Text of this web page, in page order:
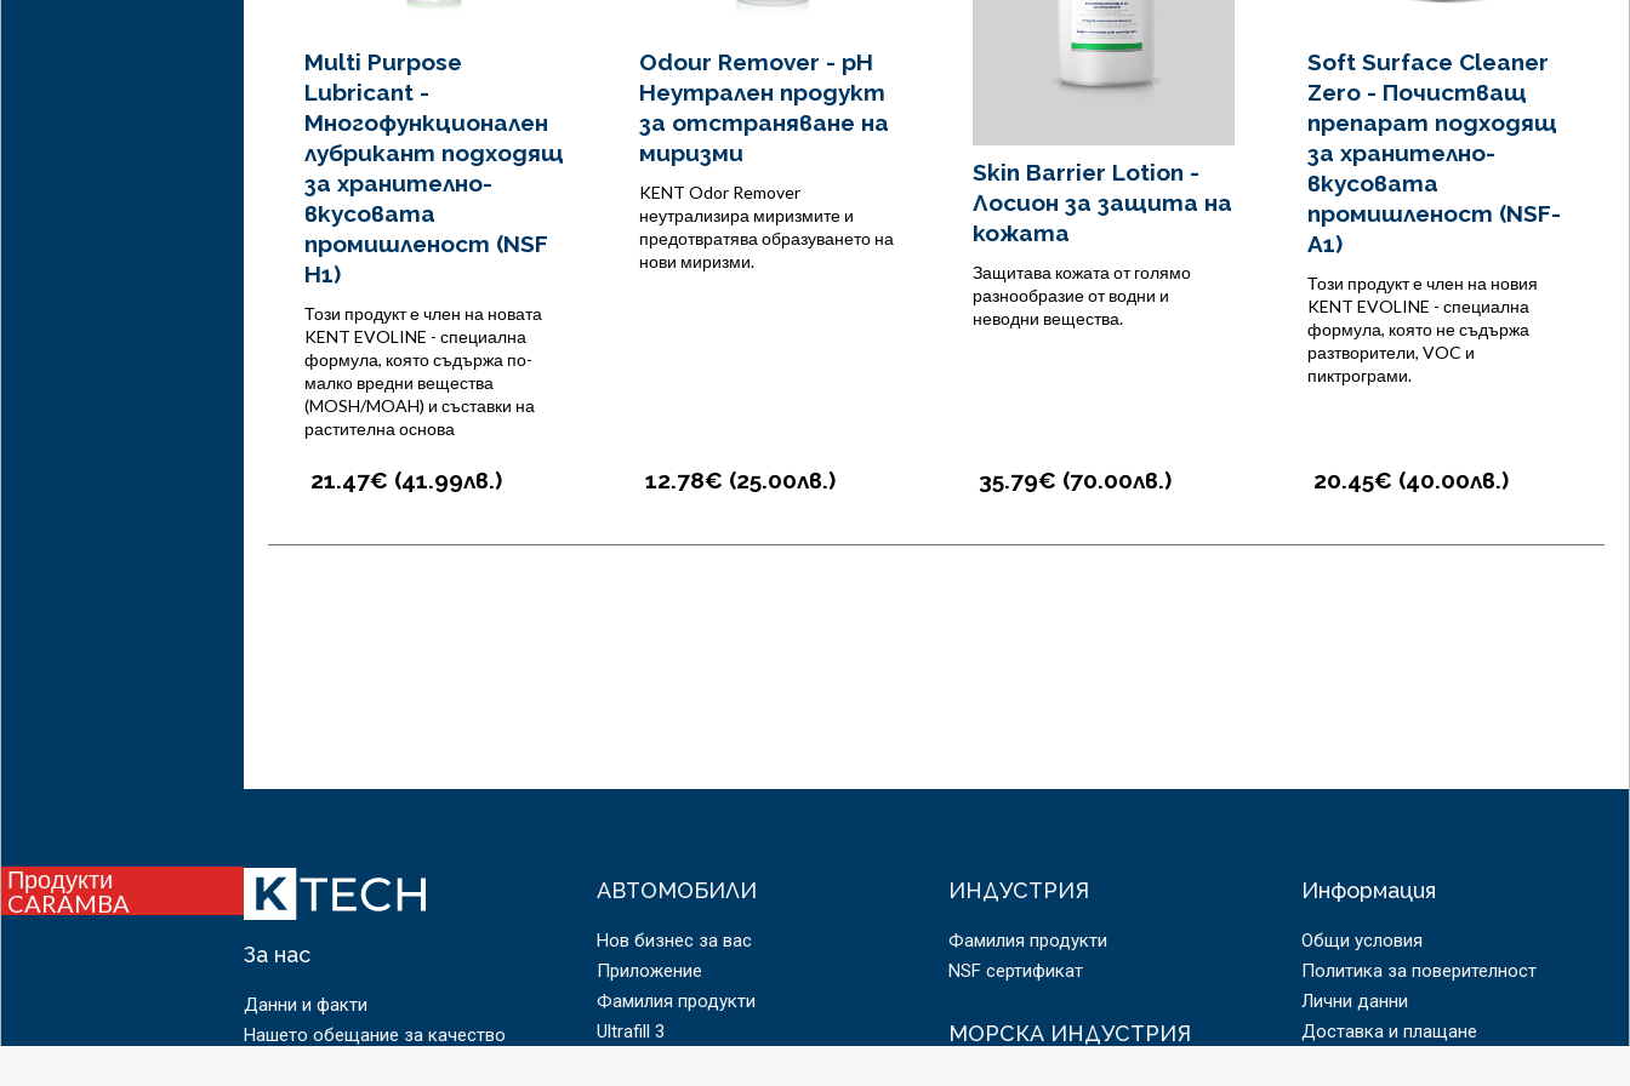
Продукти
CARAMBA
Multi Purpose
Lubricant -
Многофункционален
лубрикант подходящ
за хранително-
вкусовата
промишленост (NSF
H1)
Този продукт е член на новата
KENT EVOLINE - специална
формула, която съдържа по-
малко вредни вещества
(MOSH/MOAH) и съставки на
растителна основа
21.47€ (41.99лв.)
Odour Remover - pH
Неутрален продукт
за отстраняване на
миризми
KENT Odor Remover
неутрализира миризмите и
предотвратява образуването на
нови миризми.
12.78€ (25.00лв.)
Skin Barrier Lotion -
Лосион за защита на
кожата
Защитава кожата от голямо
разнообразие от водни и
неводни вещества.
35.79€ (70.00лв.)
Soft Surface Cleaner
Zero - Почистващ
препарат подходящ
за хранително-
вкусовата
промишленост (NSF-
A1)
Този продукт е член на новия
KENT EVOLINE - специална
формула, която не съдържа
разтворители, VOC и
пиктрограми.
20.45€ (40.00лв.)
За нас
Данни и факти
Нашето обещание за качество
АВТОМОБИЛИ
Нов бизнес за вас
Приложение
Фамилия продукти
Ultrafill 3
ИНДУСТРИЯ
Фамилия продукти
NSF сертификат
МОРСКА ИНДУСТРИЯ
Информация
Общи условия
Политика за поверителност
Лични данни
Доставка и плащане